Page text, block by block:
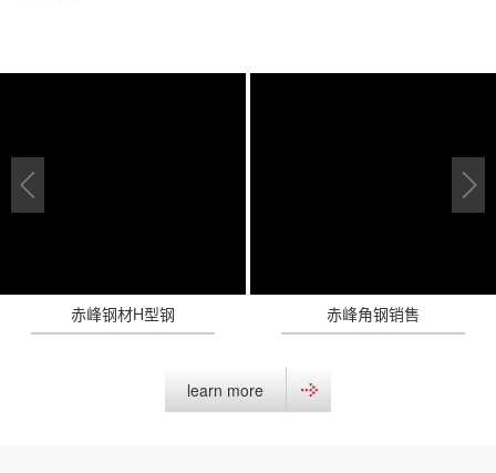
赤峰钢材H型钢 赤峰角钢销售
learn more